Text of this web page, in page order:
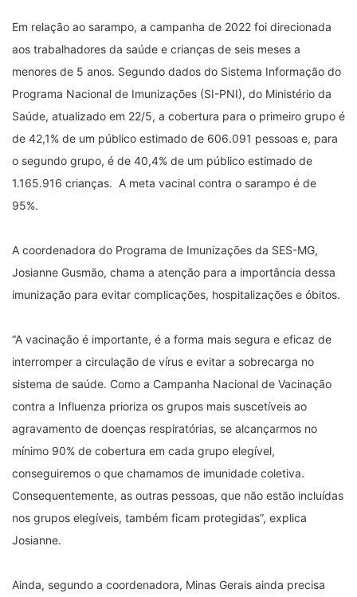
Em relação ao sarampo, a campanha de 2022 foi direcionada
aos trabalhadores da saúde e crianças de seis meses a
menores de 5 anos. Segundo dados do Sistema Informação do
Programa Nacional de Imunizações (SI-PNI), do Ministério da
Saúde, atualizado em 22/5, a cobertura para o primeiro grupo é
de 42,1% de um público estimado de 606.091 pessoas e, para
o segundo grupo, é de 40,4% de um público estimado de
1.165.916 crianças. A meta vacinal contra o sarampo é de
95%.
A coordenadora do Programa de Imunizações da SES-MG,
Josianne Gusmão, chama a atenção para a importância dessa
imunização para evitar complicações, hospitalizações e óbitos.
“A vacinação é importante, é a forma mais segura e eficaz de
interromper a circulação de vírus e evitar a sobrecarga no
sistema de saúde. Como a Campanha Nacional de Vacinação
contra a Influenza prioriza os grupos mais suscetíveis ao
agravamento de doenças respiratórias, se alcançarmos no
mínimo 90% de cobertura em cada grupo elegível,
conseguiremos o que chamamos de imunidade coletiva.
Consequentemente, as outras pessoas, que não estão incluídas
nos grupos elegíveis, também ficam protegidas”, explica
Josianne.
Ainda, segundo a coordenadora, Minas Gerais ainda precisa